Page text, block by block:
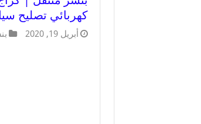
كهربائي تصليح
أبريل 19, 2020